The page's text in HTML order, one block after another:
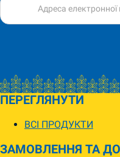
ПЕРЕГЛЯНУТИ
ВСІ ПРОДУКТИ
ЗАМОВЛЕННЯ ТА